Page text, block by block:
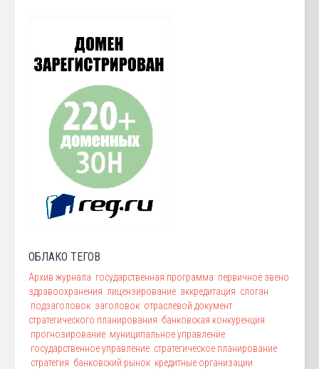
ОБЛАКО ТЕГОВ
Архив журнала государственная программа первичное звено
здравоохранения лицензирование аккредитация слоган
подзаголовок заголовок отраслевой документ
стратегического планирования банковская конкуренция
прогнозирование муниципальное управление
государственное управление стратегическое планирование
стратегия банковский рынок кредитные организации